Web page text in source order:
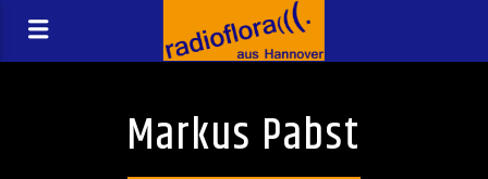
Markus Pabst